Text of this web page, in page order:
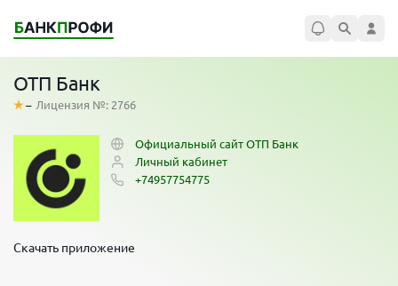
ОТП Банк
– Лицензия №: 2766
Официальный сайт ОТП Банк
Личный кабинет
+74957754775
Скачать приложение